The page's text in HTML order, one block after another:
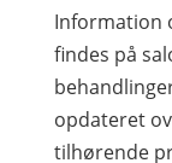
Information
findes på
opdateret
tilhørende